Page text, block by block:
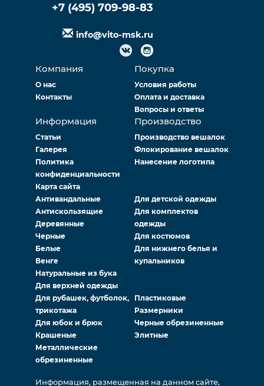
Компания
О нас
Контакты
Покупка
Условия работы
Оплата и доставка
Вопросы и ответы
Информация
Статьи
Галерея
Политика
конфиденциальности
Карта сайта
Производство
Производство вешалок
Флокирование вешалок
Нанесение логотипа
Антивандальные
Антискользящие
Деревянные
Черные
Белые
Венге
Натуральные из бука
Для верхней одежды
Для детской одежды
Для комплектов
одежды
Для костюмов
Для нижнего белья и
купальников
Для рубашек, футболок,
трикотажа
Для юбок и брюк
Крашеные
Металлические
обрезиненные
Пластиковые
Размерники
Черные обрезиненные
Элитные
+7 (495) 709-98-83
info@vito-msk.ru
Информация, размещенная на данном сайте,